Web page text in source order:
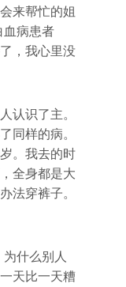
来帮忙的姐
血病患者
，我心里没
认识了主。
同样的病。
。我去的时
全身都是大
法穿裤子。
什么别人
天比一天糟